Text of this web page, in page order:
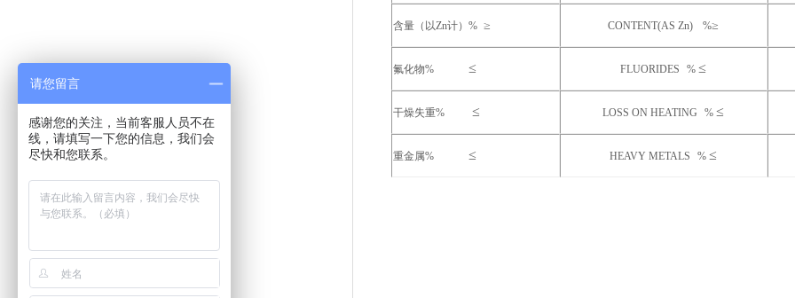
含量（以Zn计） % ≥ CONTENT(AS Zn) %≥
氟化物% ≤ FLUORIDES % ≤
干燥失重% ≤ LOSS ON HEATING % ≤
重金属% ≤ HEAVY METALS % ≤
请您留言
感谢您的关注，当前客服人员不在
线，请填写一下您的信息，我们会
尽快和您联系。